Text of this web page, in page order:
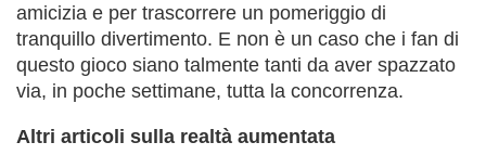
amicizia e per trascorrere un pomeriggio di
tranquillo divertimento. E non è un caso che i fan di
questo gioco siano talmente tanti da aver spazzato
via, in poche settimane, tutta la concorrenza.
Altri articoli sulla realtà aumentata